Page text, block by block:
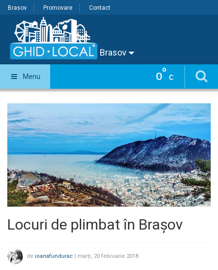
Brasov Promovare Contact
Brasov
0° C
Menu
Locuri de plimbat în Brașov
de ioanafundurac | marți, 20 februarie 2018